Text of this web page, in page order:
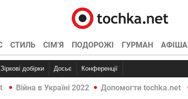
СТИЛЬ СІМ’Я ПОДОРОЖІ ГУРМАН АФІША
Зіркові добірки Досьє Конференції
Війна в Україні 2022 Допомогти tochka.net